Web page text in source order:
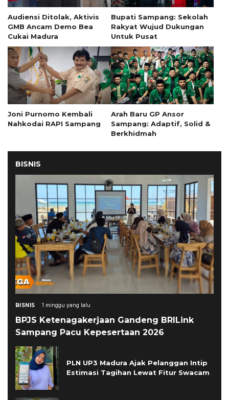
Audiensi Ditolak, Aktivis
GMB Ancam Demo Bea
Cukai Madura
Bupati Sampang: Sekolah
Rakyat Wujud Dukungan
Untuk Pusat
Joni Purnomo Kembali
Nahkodai RAPI Sampang
Arah Baru GP Ansor
Sampang: Adaptif, Solid &
Berkhidmah
BISNIS
BISNIS 1 minggu yang lalu
BPJS Ketenagakerjaan Gandeng BRILink
Sampang Pacu Kepesertaan 2026
PLN UP3 Madura Ajak Pelanggan Intip
Estimasi Tagihan Lewat Fitur Swacam